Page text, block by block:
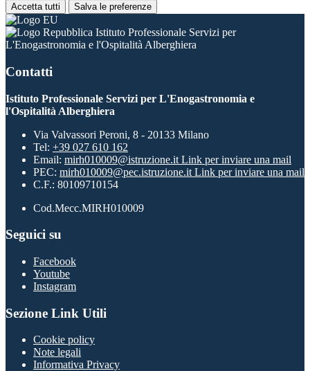
Accetta tutti Salva le preferenze
Istituto Professionale Servizi per
L'Enogastronomia e l'Ospitalità Alberghiera
Contatti
Istituto Professionale Servizi per L'Enogastronomia e
l'Ospitalità Alberghiera
Via Valvassori Peroni, 8 - 20133 Milano
Tel: +39 027 610 162
Email: mirh010009@istruzione.it Link per inviare una mail
PEC: mirh010009@pec.istruzione.it Link per inviare una mail
C.F.: 80109710154
Cod.Mecc.MIRH010009
Seguici su
Facebook
Youtube
Instagram
Sezione Link Utili
Cookie policy
Note legali
Informativa Privacy